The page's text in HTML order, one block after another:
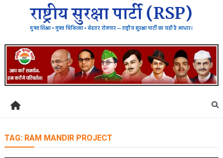
राष्ट्रीय सुरक्षा पार्टी (RSP)
मुफ्त शिक्षा • मुफ्त चिकित्सा • बेहतर रोजगार — राष्ट्रीय सुरक्षा पार्टी का यही है आधार।
TAG: RAM MANDIR PROJECT